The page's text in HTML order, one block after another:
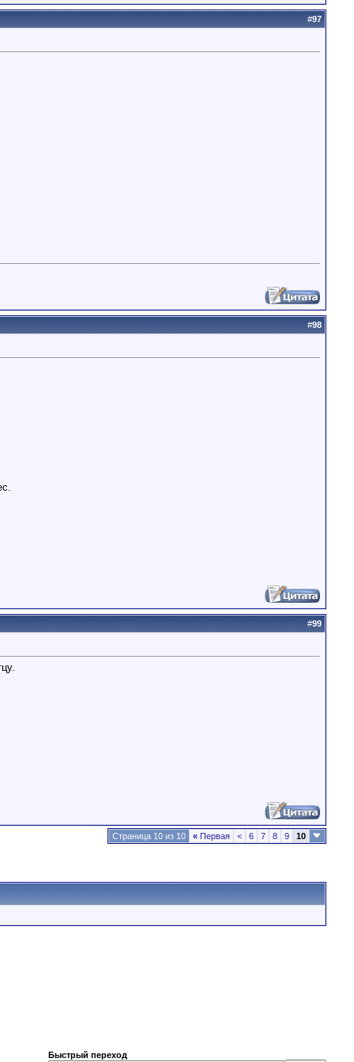
#97
#98
#99
Страница 10 из 10 « Первая < 6 7 8 9 10
Быстрый переход